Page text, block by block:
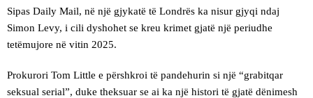
Sipas Daily Mail, në një gjykatë të Londrës ka nisur gjyqi ndaj
Simon Levy, i cili dyshohet se kreu krimet gjatë një periudhe
tetëmujore në vitin 2025.
Prokurori Tom Little e përshkroi të pandehurin si një “grabitqar
seksual serial”, duke theksuar se ai ka një histori të gjatë dënimesh